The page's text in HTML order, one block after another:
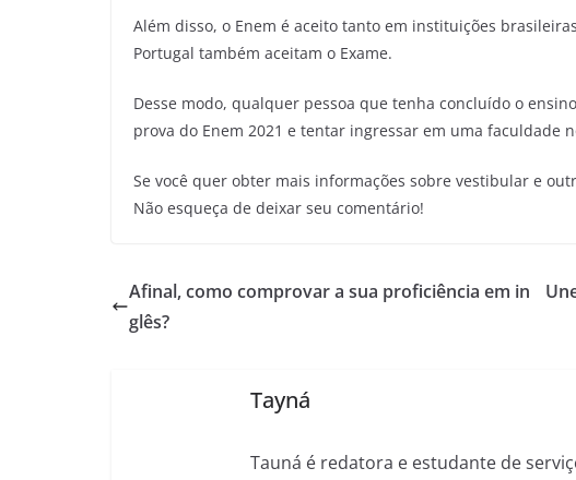
Além disso, o Enem é aceito tanto em instituições
Portugal também aceitam o Exame.
Desse modo, qualquer pessoa que tenha concluído o
prova do Enem 2021 e tentar ingressar em uma faculdade
Se você quer obter mais informações sobre vestibular e
Não esqueça de deixar seu comentário!
Afinal, como comprovar a sua proficiência em in
glês?
Tayná
Tauná é redatora e estudante de